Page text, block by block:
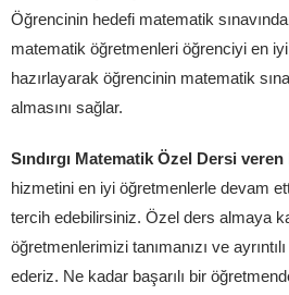
Öğrencinin hedefi matematik
matematik öğretmenleri öğrenciyi en
hazırlayarak öğrencinin matematik
almasını sağlar.
Sındırgı Matematik Özel Dersi
hizmetini en iyi öğretmenlerle devam
tercih edebilirsiniz. Özel ders almaya
öğretmenlerimizi tanımanızı ve
ederiz. Ne kadar başarılı bir